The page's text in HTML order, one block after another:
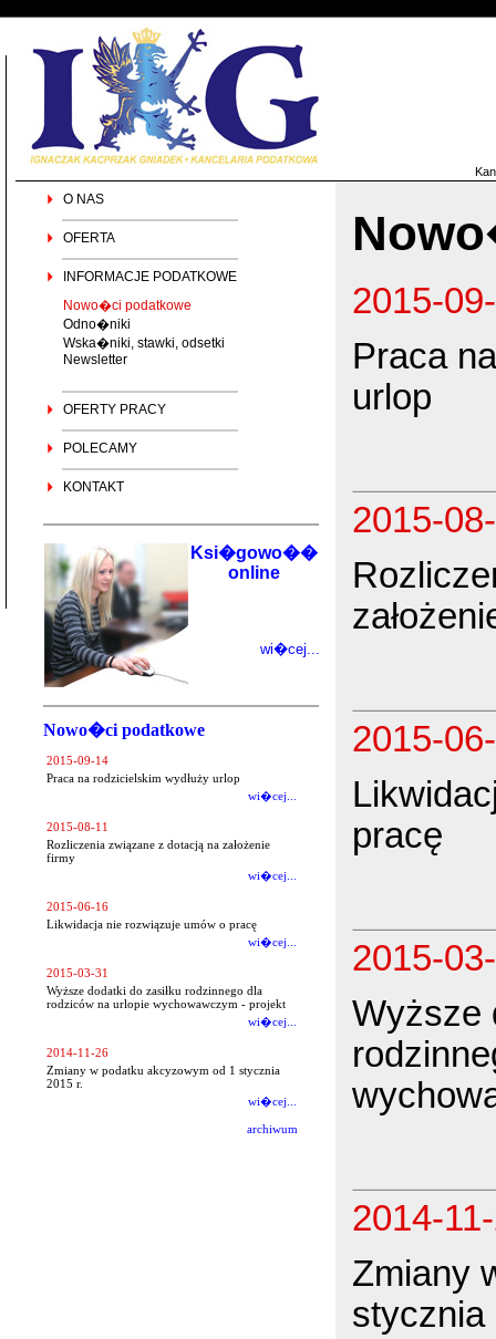
O NAS
OFERTA
INFORMACJE PODATKOWE
Nowo�ci podatkowe
Odno�niki
Wska�niki, stawki, odsetki
Newsletter
OFERTY PRACY
POLECAMY
KONTAKT
Ksi�gowo��
online
wi�cej...
Nowo�ci podatkowe
2015-09-14
Praca na rodzicielskim wydłuży urlop
wi�cej...
2015-08-11
Rozliczenia związane z dotacją na założenie
firmy
wi�cej...
2015-06-16
Likwidacja nie rozwiązuje umów o pracę
wi�cej...
2015-03-31
Wyższe dodatki do zasiłku rodzinnego dla
rodziców na urlopie wychowawczym - projekt
wi�cej...
2014-11-26
Zmiany w podatku akcyzowym od 1 stycznia
2015 r.
wi�cej...
archiwum
2015-
Praca
urlop
2015-
2015-
pracę
2015-
Wyższe
2014-
Zmiany
stycznia